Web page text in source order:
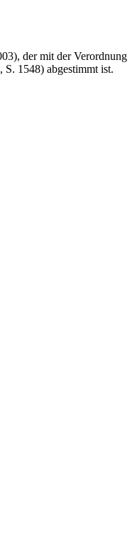
der mit der Verordnung
1548) abgestimmt ist.